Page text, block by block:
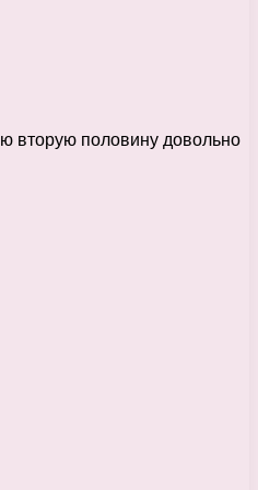
вторую половину довольно